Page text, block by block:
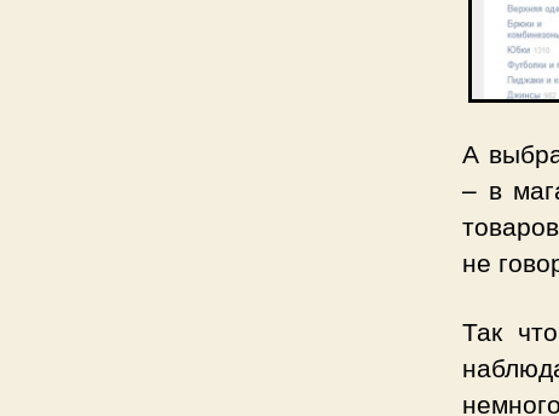
А
– в
не
Так